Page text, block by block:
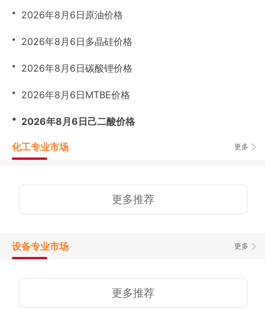
・ 2026年8月6日原油价格
・ 2026年8月6日多晶硅价格
・ 2026年8月6日碳酸锂价格
・ 2026年8月6日MTBE价格
・ 2026年8月6日己二酸价格
更多
化工专业市场
更多推荐
更多
设备专业市场
更多推荐